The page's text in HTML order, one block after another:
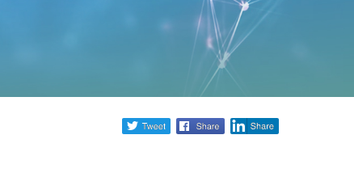
Share
twitter facebook